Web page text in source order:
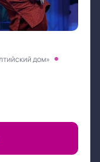
дом»